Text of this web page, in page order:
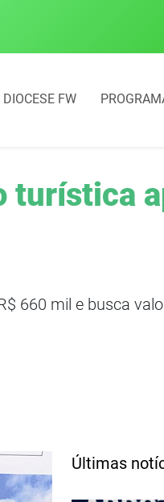
rotativo
DIOCESE FW
turística
660 mil e busca
Últimas